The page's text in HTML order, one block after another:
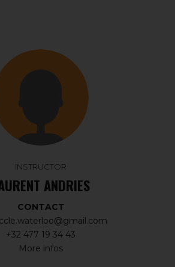
INSTRUCTOR
ANDRIES
CONTACT
+32 477 19 34 43
More infos